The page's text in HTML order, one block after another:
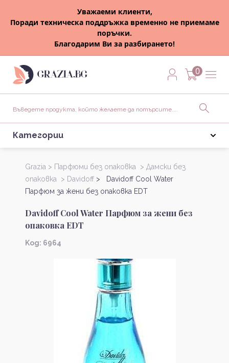
Уважаеми клиенти,
Поради техническа поддръжка временно не приемаме
поръчки.
Благодарим Ви за разбирането!
0
Категории
Grazia > Парфюми без опаковка > Дамски без
опаковка > Davidoff > Davidoff Cool Water
Парфюм за жени без опаковка EDT
Davidoff Cool Water Парфюм за жени без
опаковка EDT
Kод: 6964